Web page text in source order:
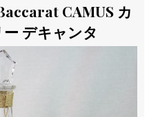
CAMUS カ
デキャンタ